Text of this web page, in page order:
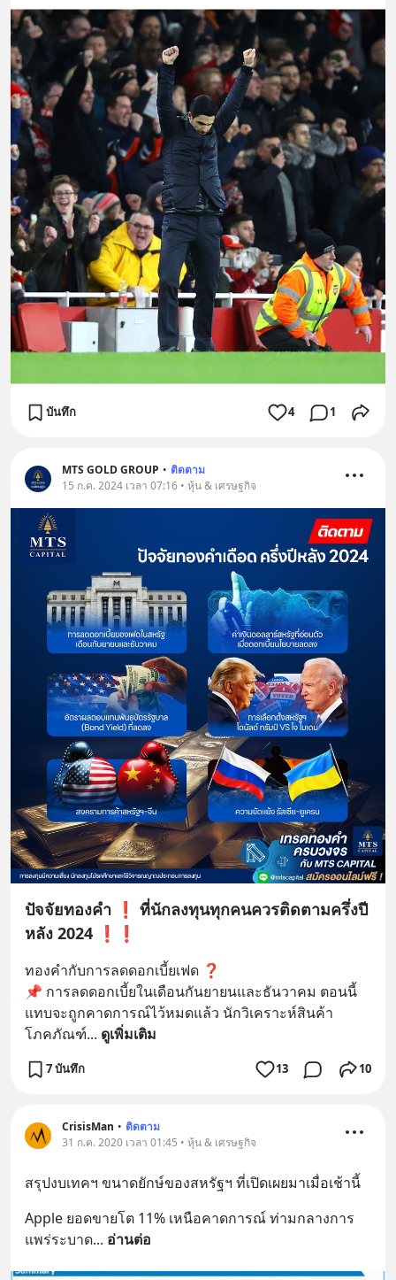
บันทึก 4 1
MTS GOLD GROUP • ติดตาม
15 ก.ค. 2024 เวลา 07:16 • หุ้น & เศรษฐกิจ
ปัจจัยทองคำ ❗ ที่นักลงทุนทุกคนควรติดตามครึ่งปี
หลัง 2024 ❗❗
ทองคำกับการลดดอกเบี้ยเฟด ❓
📌 การลดดอกเบี้ยในเดือนกันยายนและธันวาคม ตอนนี้
แทบจะถูกคาดการณ์ไว้หมดแล้ว นักวิเคราะห์สินค้า
โภคภัณฑ์... ดูเพิ่มเติม
7 บันทึก 13 10
CrisisMan • ติดตาม
31 ก.ค. 2020 เวลา 01:45 • หุ้น & เศรษฐกิจ
สรุปงบเทคฯ ขนาดยักษ์ของสหรัฐฯ ที่เปิดเผยมาเมื่อเช้านี้
Apple ยอดขายโต 11% เหนือคาดการณ์ ท่ามกลางการ
แพร่ระบาด... อ่านต่อ